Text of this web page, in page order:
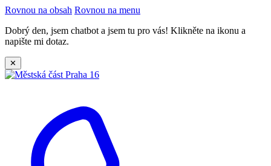
Rovnou na obsah Rovnou na menu
Dobrý den, jsem chatbot a jsem tu pro vás! Klikněte na ikonu a
napište mi dotaz.
✕